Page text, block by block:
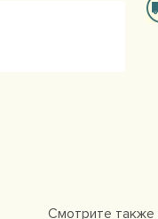
Смотрите